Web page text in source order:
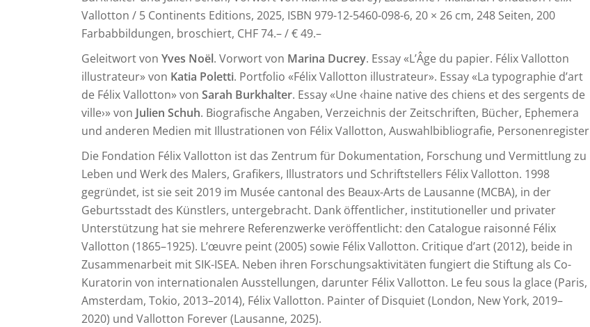
Vallotton / 5 Continents Editions, 2025, ISBN 979-12-5460-098-6, 20 × 26 cm, 248 Seiten, 200
Farbabbildungen, broschiert, CHF 74.– / € 49.–
Geleitwort von Yves Noël. Vorwort von Marina Ducrey. Essay «L’Âge du papier. Félix Vallotton
illustrateur» von Katia Poletti. Portfolio «Félix Vallotton illustrateur». Essay «La typographie d’art
de Félix Vallotton» von Sarah Burkhalter. Essay «Une ‹haine native des chiens et des sergents de
ville›» von Julien Schuh. Biografische Angaben, Verzeichnis der Zeitschriften, Bücher, Ephemera
und anderen Medien mit Illustrationen von Félix Vallotton, Auswahlbibliografie, Personenregister
Die Fondation Félix Vallotton ist das Zentrum für Dokumentation, Forschung und Vermittlung zu
Leben und Werk des Malers, Grafikers, Illustrators und Schriftstellers Félix Vallotton. 1998
gegründet, ist sie seit 2019 im Musée cantonal des Beaux-Arts de Lausanne (MCBA), in der
Geburtsstadt des Künstlers, untergebracht. Dank öffentlicher, institutioneller und privater
Unterstützung hat sie mehrere Referenzwerke veröffentlicht: den Catalogue raisonné Félix
Vallotton (1865–1925). L’œuvre peint (2005) sowie Félix Vallotton. Critique d’art (2012), beide in
Zusammenarbeit mit SIK-ISEA. Neben ihren Forschungsaktivitäten fungiert die Stiftung als Co-
Kuratorin von internationalen Ausstellungen, darunter Félix Vallotton. Le feu sous la glace (Paris,
Amsterdam, Tokio, 2013–2014), Félix Vallotton. Painter of Disquiet (London, New York, 2019–
2020) und Vallotton Forever (Lausanne, 2025).